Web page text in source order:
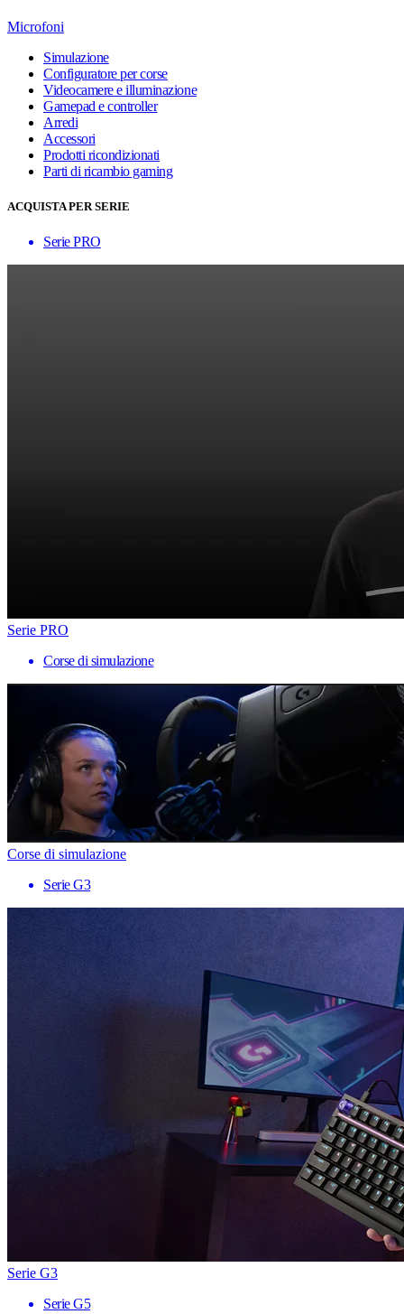
Microfoni
Simulazione
Configuratore per corse
Videocamere e illuminazione
Gamepad e controller
Arredi
Accessori
Prodotti ricondizionati
Parti di ricambio gaming
ACQUISTA PER SERIE
Serie PRO
Serie PRO
Corse di simulazione
Corse di simulazione
Serie G3
Serie G3
Serie G5